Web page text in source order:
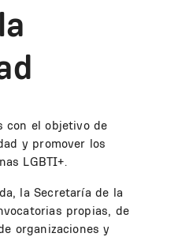
con el objetivo de
y promover los
LGBTI+.
la Secretaría de la
propias, de
organizaciones y